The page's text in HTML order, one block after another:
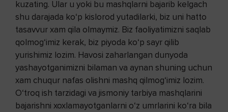
kuzating. Ular u yoki bu mashqlarni bajarib kelgach
shu darajada ko‘p kislorod yutadilarki, biz uni hatto
tasavvur xam qila olmaymiz. Biz faoliyatimizni saqlab
qolmog‘imiz kerak, biz piyoda ko‘p sayr qilib
yurishimiz lozim. Havosi zaharlangan dunyoda
yashayotganimizni bilaman va aynan shuning uchun
xam chuqur nafas olishni mashq qilmog‘imiz lozim.
O‘troq ish tarzidagi va jismoniy tarbiya mashqlarini
bajarishni xoxlamayotganlarni o‘z umrlarini ko‘ra bila